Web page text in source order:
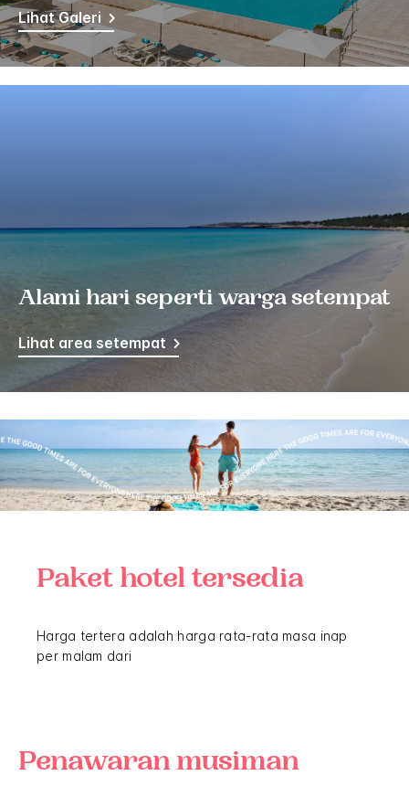
Lihat Galeri
Alami hari seperti warga setempat
Lihat area setempat
Paket hotel tersedia
Harga tertera adalah harga rata-rata masa inap
per malam dari
Penawaran musiman